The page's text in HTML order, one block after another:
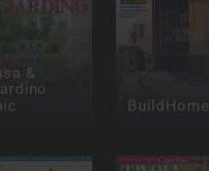
&
BuildHome